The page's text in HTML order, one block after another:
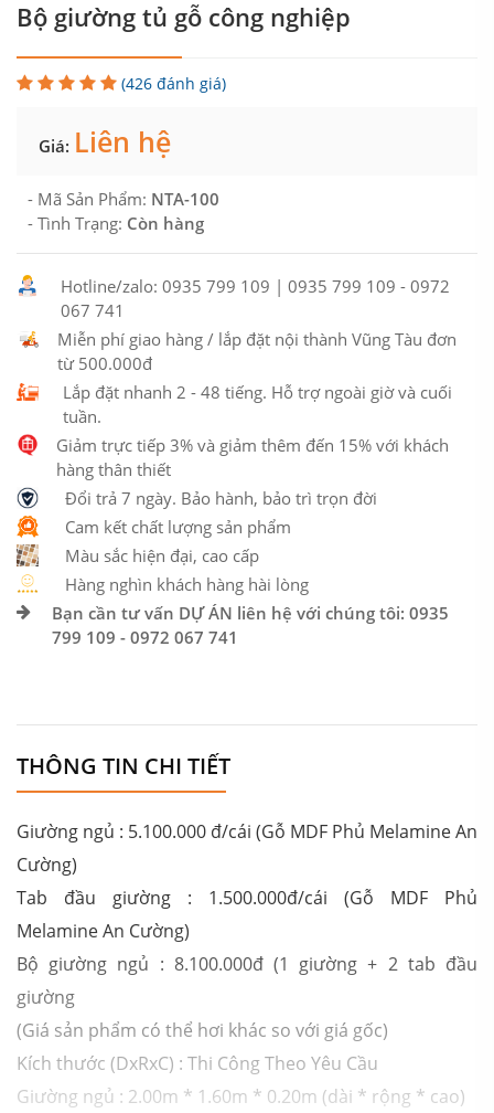
Bộ giường tủ gỗ công nghiệp
(426 đánh giá)
Giá: Liên hệ
- Mã Sản Phẩm: NTA-100
- Tình Trạng: Còn hàng
Hotline/zalo: 0935 799 109 | 0935 799 109 - 0972
067 741
Miễn phí giao hàng / lắp đặt nội thành Vũng Tàu đơn
từ 500.000đ
Lắp đặt nhanh 2 - 48 tiếng. Hỗ trợ ngoài giờ và cuối
tuần.
Giảm trực tiếp 3% và giảm thêm đến 15% với khách
hàng thân thiết
Đổi trả 7 ngày. Bảo hành, bảo trì trọn đời
Cam kết chất lượng sản phẩm
Màu sắc hiện đại, cao cấp
Hàng nghìn khách hàng hài lòng
Bạn cần tư vấn DỰ ÁN liên hệ với chúng tôi: 0935
799 109 - 0972 067 741
THÔNG TIN CHI TIẾT
Giường ngủ : 5.100.000 đ/cái (Gỗ MDF Phủ Melamine An
Cường)
Tab đầu giường : 1.500.000đ/cái (Gỗ MDF Phủ
Melamine An Cường)
Bộ giường ngủ : 8.100.000đ (1 giường + 2 tab đầu
giường
(Giá sản phẩm có thể hơi khác so với giá gốc)
Kích thước (DxRxC) : Thi Công Theo Yêu Cầu
Giường ngủ : 2.00m * 1.60m * 0.20m (dài * rộng * cao)